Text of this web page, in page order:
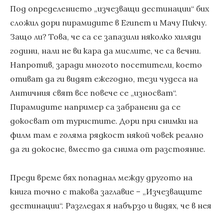
Под определението „изчезващи дестинации“ бих
сложил дори пирамидите в Египет и Мачу Пикчу.
Защо ли? Това, че са се запазили няколко хиляди
години, нали не ви кара да мислите, че са вечни.
Напротив, заради многоto посетители, което
отиват да ги видят ежегодно, тези чудеса на
Античния свят все повече се „износват“.
Пирамидите например са забранени да се
докосват от туристите. Дори при снимки на
филм там е голяма рядкост някой човек реално
да ги докосне, вместо да снима от разстояние.
Преди време бях попаднал между другото на
книга точно с такова заглавие – „Изчезващите
дестинации“. Разгледах я набързо и видях, че в нея